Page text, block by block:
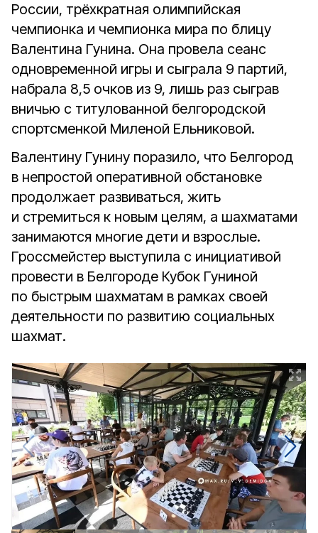
России, трёхкратная олимпийская
чемпионка и чемпионка мира по блицу
Валентина Гунина. Она провела сеанс
одновременной игры и сыграла 9 партий,
набрала 8,5 очков из 9, лишь раз сыграв
вничью с титулованной белгородской
спортсменкой Миленой Ельниковой.
Валентину Гунину поразило, что Белгород
в непростой оперативной обстановке
продолжает развиваться, жить
и стремиться к новым целям, а шахматами
занимаются многие дети и взрослые.
Гроссмейстер выступила с инициативой
провести в Белгороде Кубок Гуниной
по быстрым шахматам в рамках своей
деятельности по развитию социальных
шахмат.